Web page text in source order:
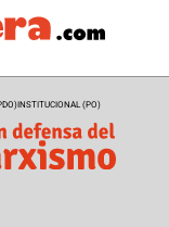
INSTITUCIONAL (PO)